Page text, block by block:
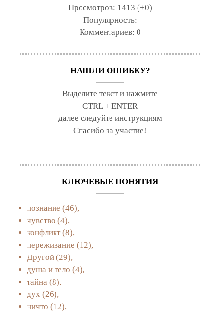
Просмотров: 1413 (+0)
Популярность:
Комментариев: 0
НАШЛИ ОШИБКУ?
Выделите текст и нажмите
CTRL + ENTER
далее следуйте инструкциям
Спасибо за участие!
КЛЮЧЕВЫЕ ПОНЯТИЯ
познание (46),
чувство (4),
конфликт (8),
переживание (12),
Другой (29),
душа и тело (4),
тайна (8),
дух (26),
ничто (12),